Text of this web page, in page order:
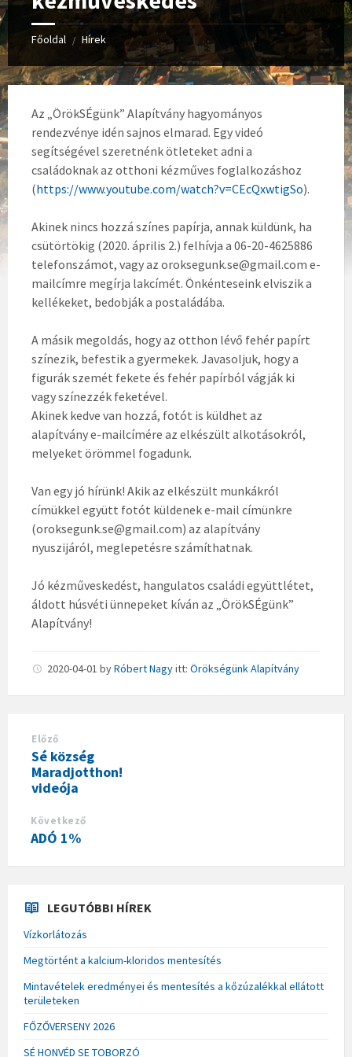
Főoldal / Hírek
Az „ÖrökSÉgünk” Alapítvány hagyományos
rendezvénye idén sajnos elmarad. Egy videó
segítségével szeretnénk ötleteket adni a
családoknak az otthoni kézműves foglalkozáshoz
(https://www.youtube.com/watch?v=CEcQxwtigSo).
Akinek nincs hozzá színes papírja, annak küldünk, ha
csütörtökig (2020. április 2.) felhívja a 06-20-4625886
telefonszámot, vagy az oroksegunk.se@gmail.com e-
mailcímre megírja lakcímét. Önkénteseink elviszik a
kellékeket, bedobják a postaládába.
A másik megoldás, hogy az otthon lévő fehér papírt
színezik, befestik a gyermekek. Javasoljuk, hogy a
figurák szemét fekete és fehér papírból vágják ki
vagy színezzék feketével.
Akinek kedve van hozzá, fotót is küldhet az
alapítvány e-mailcímére az elkészült alkotásokról,
melyeket örömmel fogadunk.
Van egy jó hírünk! Akik az elkészült munkákról
címükkel együtt fotót küldenek e-mail címünkre
(oroksegunk.se@gmail.com) az alapítvány
nyuszijáról, meglepetésre számíthatnak.
Jó kézműveskedést, hangulatos családi együttlétet,
áldott húsvéti ünnepeket kíván az „ÖrökSÉgünk”
Alapítvány!
2020-04-01 byRóbert Nagyitt: Örökségünk Alapítvány
Előző
Sé község
Maradjotthon!
videója
Következő
ADÓ 1%
LEGUTÓBBI HÍREK
Vízkorlátozás
Megtörtént a kalcium-kloridos mentesítés
Mintavételek eredményei és mentesítés a kőzúzalékkal ellátott
területeken
FŐZŐVERSENY 2026
SÉ HONVÉD SE TOBORZÓ